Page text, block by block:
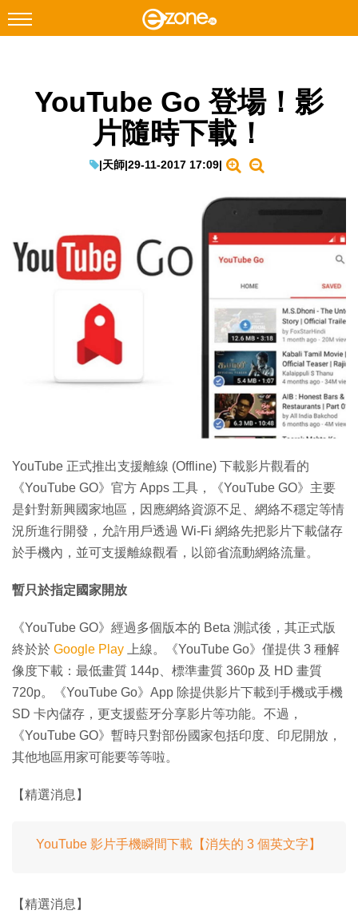
Facebook Instagram
EduTech
生成式AI與雲端應用
Enterprise Digital Transformation
YouTube Go 登場！影
片隨時下載！
|天師|29-11-2017 17:09|
YouTube 正式推出支援離線 (Offline) 下載影片觀看的
《YouTube GO》官方 Apps 工具，《YouTube GO》主要
是針對新興國家地區，因應網絡資源不足、網絡不穩定等情
況所進行開發，允許用戶透過 Wi-Fi 網絡先把影片下載儲存
於手機內，並可支援離線觀看，以節省流動網絡流量。
暫只於指定國家開放
《YouTube GO》經過多個版本的 Beta 測試後，其正式版
終於於 Google Play 上線。《YouTube Go》僅提供 3 種解
像度下載：最低畫質 144p、標準畫質 360p 及 HD 畫質
720p。《YouTube Go》App 除提供影片下載到手機或手機
SD 卡內儲存，更支援藍牙分享影片等功能。不過，
《YouTube GO》暫時只對部份國家包括印度、印尼開放，
其他地區用家可能要等等啦。
【精選消息】
YouTube 影片手機瞬間下載【消失的 3 個英文字】
【精選消息】